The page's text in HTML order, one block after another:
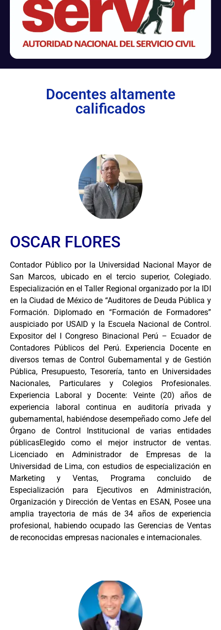
Docentes altamente
calificados
OSCAR FLORES
Contador Público por la Universidad Nacional Mayor de
San Marcos, ubicado en el tercio superior, Colegiado.
Especialización en el Taller Regional organizado por la IDI
en la Ciudad de México de “Auditores de Deuda Pública y
Formación. Diplomado en “Formación de Formadores”
auspiciado por USAID y la Escuela Nacional de Control.
Expositor del I Congreso Binacional Perú – Ecuador de
Contadores Públicos del Perú. Experiencia Docente en
diversos temas de Control Gubernamental y de Gestión
Pública, Presupuesto, Tesorería, tanto en Universidades
Nacionales, Particulares y Colegios Profesionales.
Experiencia Laboral y Docente: Veinte (20) años de
experiencia laboral continua en auditoría privada y
gubernamental, habiéndose desempeñado como Jefe del
Órgano de Control Institucional de varias entidades
públicasElegido como el mejor instructor de ventas.
Licenciado en Administrador de Empresas de la
Universidad de Lima, con estudios de especialización en
Marketing y Ventas, Programa concluido de
Especialización para Ejecutivos en Administración,
Organización y Dirección de Ventas en ESAN, Posee una
amplia trayectoria de más de 34 años de experiencia
profesional, habiendo ocupado las Gerencias de Ventas
de reconocidas empresas nacionales e internacionales.